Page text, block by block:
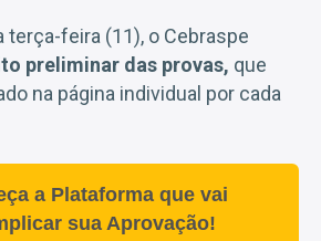
terça-feira (11), o Cebraspe
preliminar das provas, que
na página individual por cada
a Plataforma que vai
sua Aprovação!